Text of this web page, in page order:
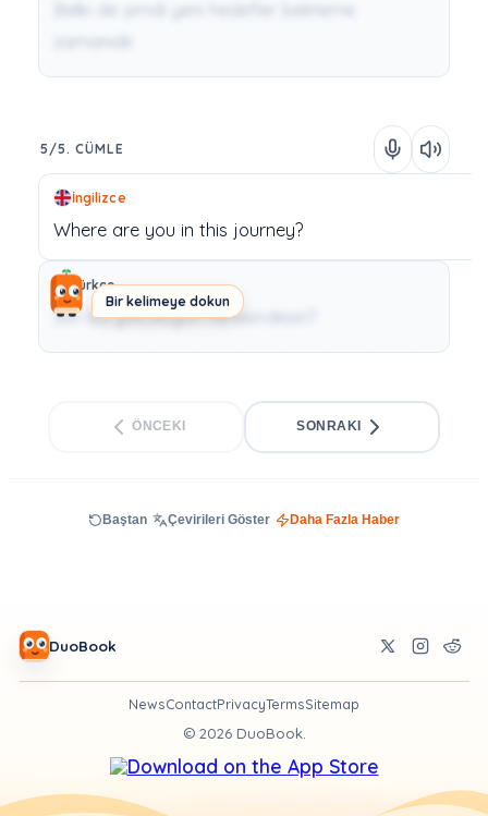
Bir kelimeye dokun
5/5. CÜMLE
İngilizce
Where are you in this journey?
Türkçe
Sen bu yolculuğun neresindesin?
ÖNCEKI SONRAKI
Baştan Çevirileri Göster Daha Fazla Haber
DuoBook
NewsContactPrivacyTermsSitemap
© 2026DuoBook.